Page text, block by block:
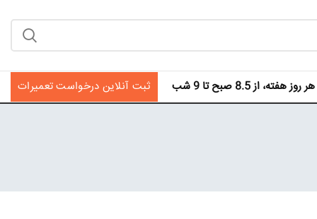
از 8.5 صبح تا 9 شب ثبت آنلاین درخواست تعمیرات